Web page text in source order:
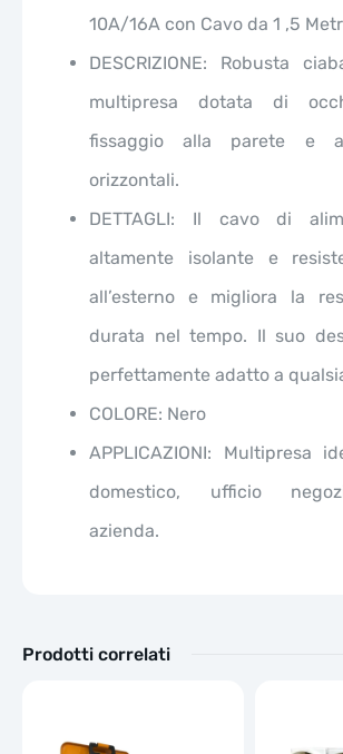
10A/16A con Cavo da 1 ,5
DESCRIZIONE: Robusta
multipresa dotata di
fissaggio alla parete e
orizzontali.
DETTAGLI: Il cavo di
altamente isolante e
all’esterno e migliora la
durata nel tempo. Il suo
perfettamente adatto a
COLORE: Nero
APPLICAZIONI: Multipresa
domestico, ufficio
azienda.
Prodotti correlati